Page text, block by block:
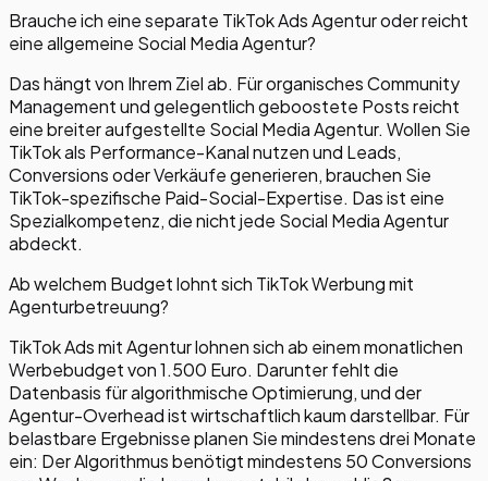
Brauche ich eine separate TikTok Ads Agentur oder reicht
eine allgemeine Social Media Agentur?
Das hängt von Ihrem Ziel ab. Für organisches Community
Management und gelegentlich geboostete Posts reicht
eine breiter aufgestellte Social Media Agentur. Wollen Sie
TikTok als Performance-Kanal nutzen und Leads,
Conversions oder Verkäufe generieren, brauchen Sie
TikTok-spezifische Paid-Social-Expertise. Das ist eine
Spezialkompetenz, die nicht jede Social Media Agentur
abdeckt.
Ab welchem Budget lohnt sich TikTok Werbung mit
Agenturbetreuung?
TikTok Ads mit Agentur lohnen sich ab einem monatlichen
Werbebudget von 1.500 Euro. Darunter fehlt die
Datenbasis für algorithmische Optimierung, und der
Agentur-Overhead ist wirtschaftlich kaum darstellbar. Für
belastbare Ergebnisse planen Sie mindestens drei Monate
ein: Der Algorithmus benötigt mindestens 50 Conversions